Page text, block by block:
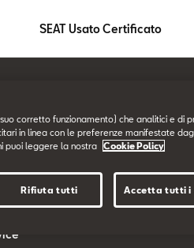
SEAT Usato Certificato
Business
SEAT for BUSINESS
Offerte SEAT Business
corretto funzionamento) che analitici e di
in linea con le preferenze manifestate
puoi leggere la nostra
Cookie Policy
Rifiuta tutti Accetta tutti i